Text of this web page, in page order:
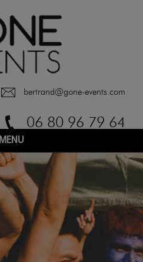
bertrand@gone-events.com
06 80 96 79 64
MENU